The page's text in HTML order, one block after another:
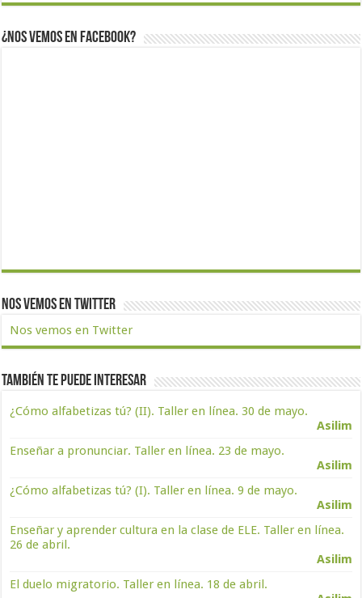
¿Nos vemos en Facebook?
Nos vemos en Twitter
Nos vemos en Twitter
También te puede interesar
¿Cómo alfabetizas tú? (II). Taller en línea. 30 de mayo.
Asilim
Enseñar a pronunciar. Taller en línea. 23 de mayo.
Asilim
¿Cómo alfabetizas tú? (I). Taller en línea. 9 de mayo.
Asilim
Enseñar y aprender cultura en la clase de ELE. Taller en línea.
26 de abril.
Asilim
El duelo migratorio. Taller en línea. 18 de abril.